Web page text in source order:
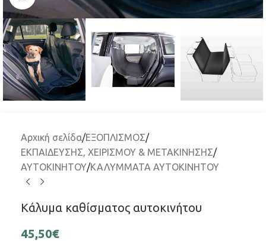
Αρχική σελίδα/ΕΞΟΠΛΙΣΜΟΣ/
ΕΚΠΑΙΔΕΥΣΗΣ, ΧΕΙΡΙΣΜΟΥ & ΜΕΤΑΚΙΝΗΣΗΣ/
ΑΥΤΟΚΙΝΗΤΟΥ/ΚΑΛΥΜΜΑΤΑ ΑΥΤΟΚΙΝΗΤΟΥ
Κάλυμα καθίσματος αυτοκινήτου
45,50€